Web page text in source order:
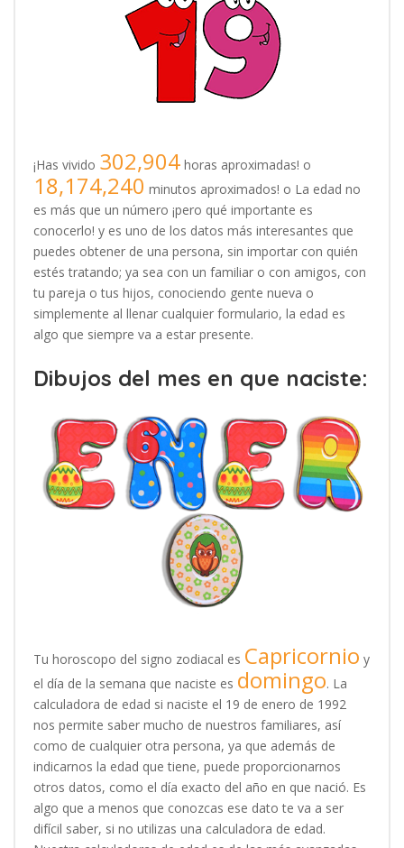
¡Has vivido 302,904 horas aproximadas! o
18,174,240 minutos aproximados! o La edad no
es más que un número ¡pero qué importante es
conocerlo! y es uno de los datos más interesantes que
puedes obtener de una persona, sin importar con quién
estés tratando; ya sea con un familiar o con amigos, con
tu pareja o tus hijos, conociendo gente nueva o
simplemente al llenar cualquier formulario, la edad es
algo que siempre va a estar presente.
Dibujos del mes en que naciste:
Tu horoscopo del signo zodiacal es Capricornio y
el día de la semana que naciste es domingo. La
calculadora de edad si naciste el 19 de enero de 1992
nos permite saber mucho de nuestros familiares, así
como de cualquier otra persona, ya que además de
indicarnos la edad que tiene, puede proporcionarnos
otros datos, como el día exacto del año en que nació. Es
algo que a menos que conozcas ese dato te va a ser
difícil saber, si no utilizas una calculadora de edad.